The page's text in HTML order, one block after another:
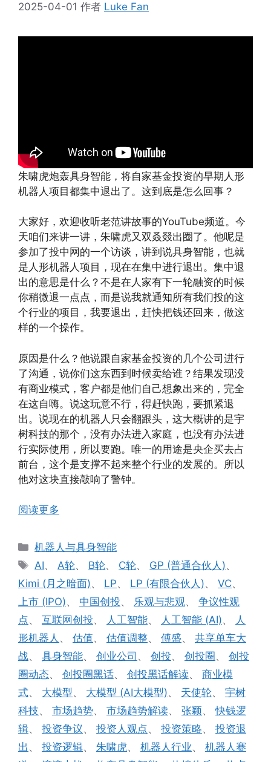
2025-04-01 作者 Luke Fan
朱啸虎炮轰具身智能，将自家基金投资的早期人形
机器人项目都集中退出了。这到底是怎么回事？
大家好，欢迎收听老范讲故事的YouTube频道。今
天咱们来讲一讲，朱啸虎又双叒叕出圈了。他呢是
参加了投中网的一个访谈，讲到说具身智能，也就
是人形机器人项目，现在在集中进行退出。集中退
出的意思是什么？不是在人家有下一轮融资的时候
你稍微退一点点，而是说我就通知所有我们投的这
个行业的项目，我要退出，赶快把钱还回来，做这
样的一个操作。
原因是什么？他说跟自家基金投资的几个公司进行
了沟通，说你们这东西到时候卖给谁？结果发现没
有商业模式，客户都是他们自己想象出来的，完全
在这自嗨。说这玩意不行，得赶快跑，要抓紧退
出。说现在的机器人只会翻跟头，这大概讲的是宇
树科技的那个，没有办法进入家庭，也没有办法进
行实际使用，所以要跑。唯一的用途是央企买去占
前台，这个是支撑不起来整个行业的发展的。所以
他对这块直接敲响了警钟。
阅读更多
分
类
机器人与具身智能
标
签
AI、A轮、 B轮、 C轮、 GP (普通合伙人)、
Kimi (月之暗面)、 LP、 LP (有限合伙人)、 VC、
上市 (IPO)、 中国创投、 乐观与悲观、 争议性观
点、 互联网创投、 人工智能、 人工智能 (AI)、
人
形机器人 、 估值、 估值调整、 傅盛、 共享单车大
战、 具身智能、 创业公司 、 创投、 创投圈 、 创投
圈动态、 创投圈黑话、 创投黑话解读、 商业模
式、 大模型、 大模型 (AI大模型)、 天使轮、 宇树
科技、 市场趋势、 市场趋势解读、 张颖、快钱逻
辑、 投资争议 、 投资人观点、 投资策略、 投资退
出 、 投资逻辑、 朱啸虎、 机器人行业、 机器人赛